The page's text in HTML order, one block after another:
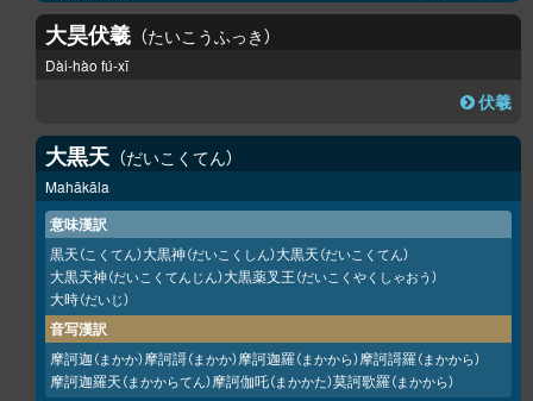
大昊伏羲 たいこうふっき
Dài-hào fú-xī
伏羲
大黒天 だいこくてん
Mahākāla
意味漢訳
黒天（こくてん）大黒神（だいこくしん）大黒天（だいこくてん）
大黒天神（だいこくてんじん）大黒薬叉王（だいこくやくしゃおう）
大時（だいじ）
音写漢訳
摩訶迦（まかか）摩訶謌（まかか）摩訶迦羅（まかから）摩訶謌羅（まかから）
摩訶迦羅天（まかからてん）摩訶伽吒（まかかた）莫訶歌羅（まかから）